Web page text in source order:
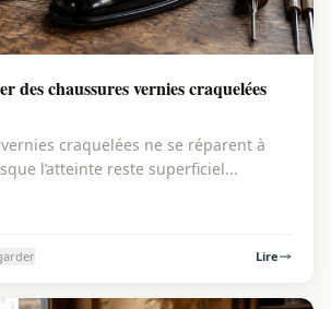
des chaussures vernies craquelées
craquelées ne se réparent à
l’atteinte reste superficiel...
Lire